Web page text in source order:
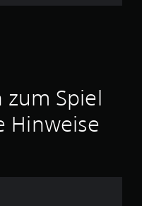
h
t
t
i
Spiel
Hinweise